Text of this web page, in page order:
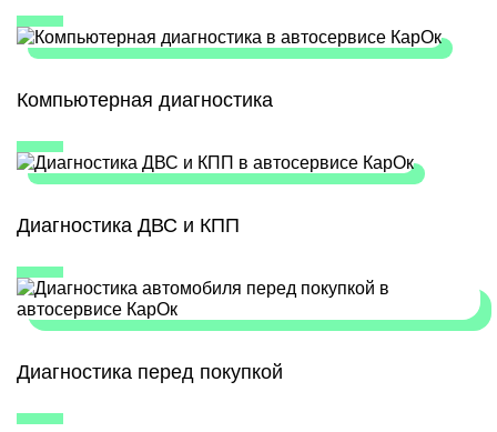
Компьютерная диагностика
Диагностика ДВС и КПП
Диагностика перед покупкой